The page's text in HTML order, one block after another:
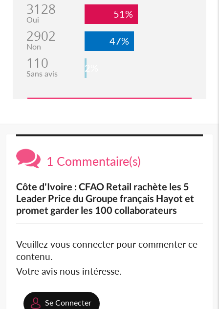
3128
Oui 51%
2902
Non 47%
110
Sans avis 2%
1 Commentaire(s)
Côte d'Ivoire : CFAO Retail rachète les 5
Leader Price du Groupe français Hayot et
promet garder les 100 collaborateurs
Veuillez vous connecter pour commenter ce
contenu.
Votre avis nous intéresse.
Se Connecter